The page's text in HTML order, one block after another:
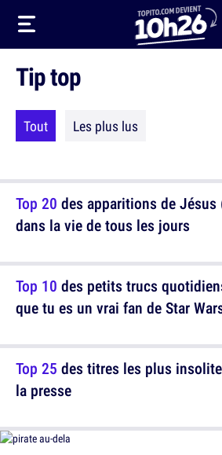
Tip top
Tout Les plus lus
Top 20 des apparitions de Jésus
dans la vie de tous les jours
Top 25 des titres les plus
la presse
Top 10 des petits trucs
que tu es un vrai fan de Star